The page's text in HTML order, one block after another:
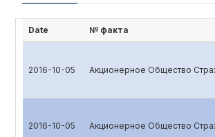
Date № факта
2016-10-05 Акционерное Общество
2016-10-05 Акционерное Общество